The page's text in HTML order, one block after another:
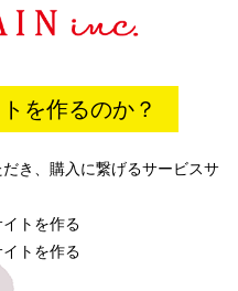
を作るのか？
き、購入に繋げるサービスサ
トを作る
トを作る